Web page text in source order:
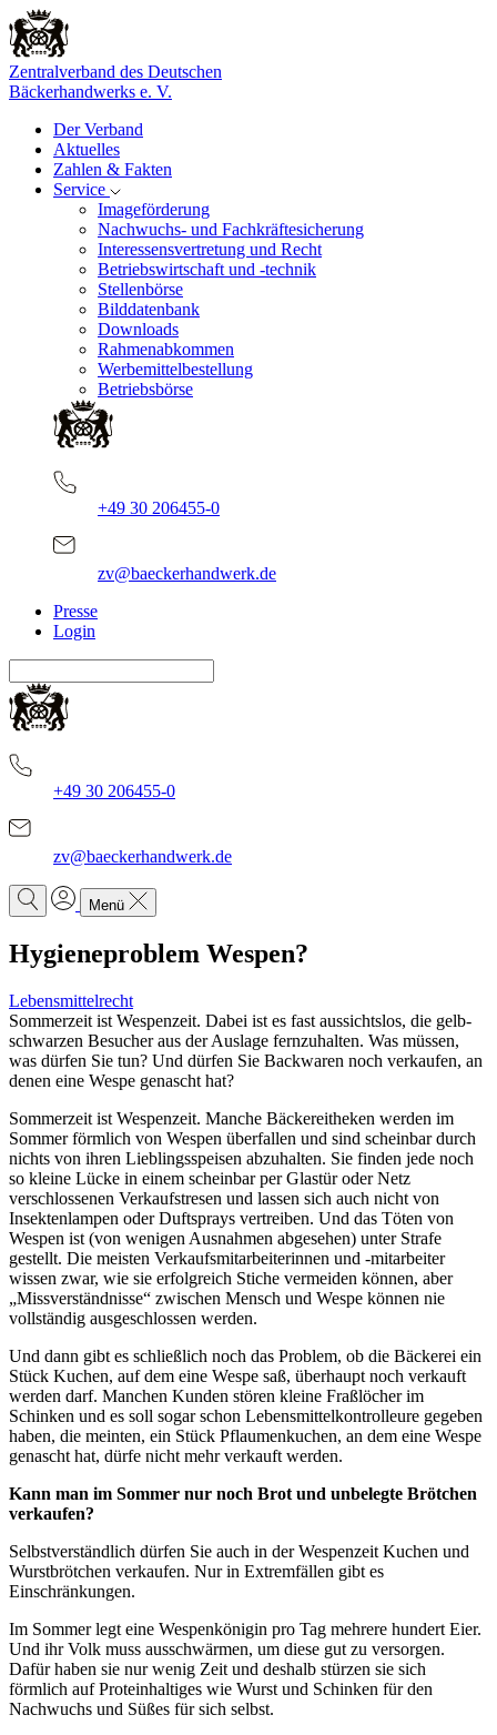
Zentralverband des Deutschen
Bäckerhandwerks e. V.
Der Verband
Aktuelles
Zahlen & Fakten
Service
Imageförderung
Nachwuchs- und Fachkräftesicherung
Interessensvertretung und Recht
Betriebswirtschaft und -technik
Stellenbörse
Bilddatenbank
Downloads
Rahmenabkommen
Werbemittelbestellung
Betriebsbörse
+49 30 206455-0
zv@baeckerhandwerk.de
Presse
Login
+49 30 206455-0
zv@baeckerhandwerk.de
Menü
Hygieneproblem Wespen?
Lebensmittelrecht
Sommerzeit ist Wespenzeit. Dabei ist es fast aussichtslos, die gelb-
schwarzen Besucher aus der Auslage fernzuhalten. Was müssen,
was dürfen Sie tun? Und dürfen Sie Backwaren noch verkaufen, an
denen eine Wespe genascht hat?
Sommerzeit ist Wespenzeit. Manche Bäckereitheken werden im
Sommer förmlich von Wespen überfallen und sind scheinbar durch
nichts von ihren Lieblingsspeisen abzuhalten. Sie finden jede noch
so kleine Lücke in einem scheinbar per Glastür oder Netz
verschlossenen Verkaufstresen und lassen sich auch nicht von
Insektenlampen oder Duftsprays vertreiben. Und das Töten von
Wespen ist (von wenigen Ausnahmen abgesehen) unter Strafe
gestellt. Die meisten Verkaufsmitarbeiterinnen und -mitarbeiter
wissen zwar, wie sie erfolgreich Stiche vermeiden können, aber
„Missverständnisse“ zwischen Mensch und Wespe können nie
vollständig ausgeschlossen werden.
Und dann gibt es schließlich noch das Problem, ob die Bäckerei ein
Stück Kuchen, auf dem eine Wespe saß, überhaupt noch verkauft
werden darf. Manchen Kunden stören kleine Fraßlöcher im
Schinken und es soll sogar schon Lebensmittelkontrolleure gegeben
haben, die meinten, ein Stück Pflaumenkuchen, an dem eine Wespe
genascht hat, dürfe nicht mehr verkauft werden.
Kann man im Sommer nur noch Brot und unbelegte Brötchen
verkaufen?
Selbstverständlich dürfen Sie auch in der Wespenzeit Kuchen und
Wurstbrötchen verkaufen. Nur in Extremfällen gibt es
Einschränkungen.
Im Sommer legt eine Wespenkönigin pro Tag mehrere hundert Eier.
Und ihr Volk muss ausschwärmen, um diese gut zu versorgen.
Dafür haben sie nur wenig Zeit und deshalb stürzen sie sich
förmlich auf Proteinhaltiges wie Wurst und Schinken für den
Nachwuchs und Süßes für sich selbst.